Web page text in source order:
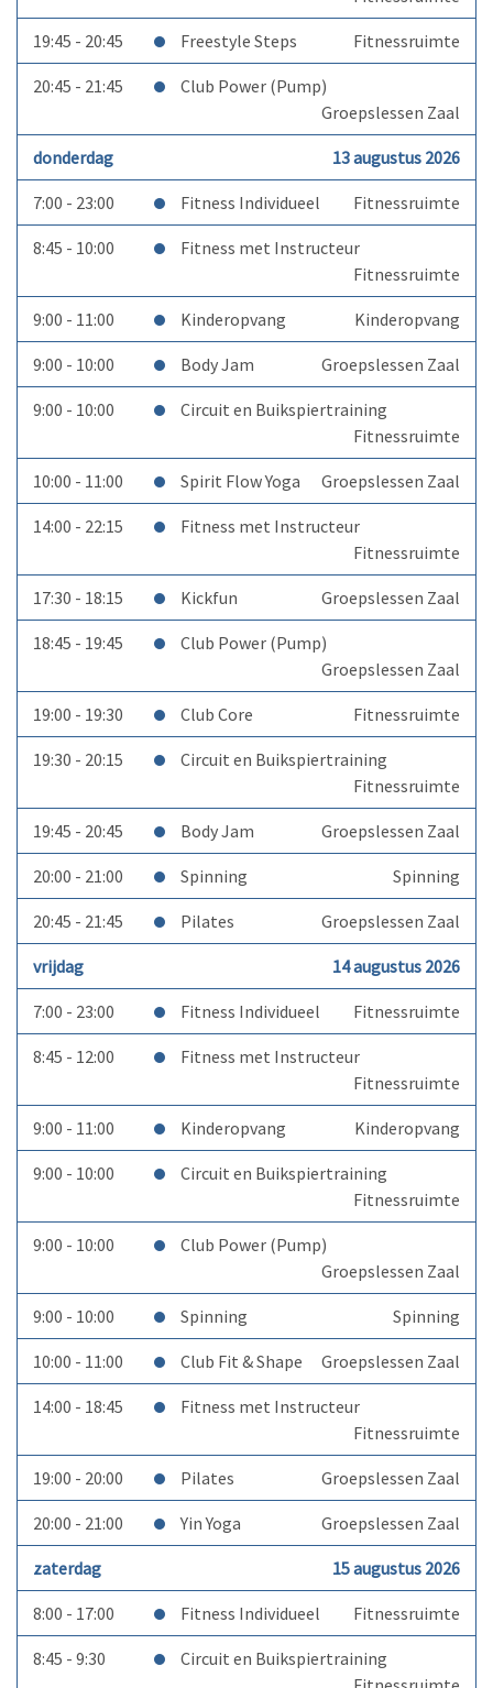
19:45 - 20:45 Freestyle Steps Fitnessruimte
20:45 - 21:45
Club Power (Pump)
Groepslessen Zaal
donderdag 13 augustus 2026
7:00 - 23:00 Fitness Individueel Fitnessruimte
8:45 - 10:00
Fitness met Instructeur
Fitnessruimte
9:00 - 11:00 Kinderopvang Kinderopvang
9:00 - 10:00 Body Jam Groepslessen Zaal
9:00 - 10:00
Circuit en Buikspiertraining
Fitnessruimte
10:00 - 11:00 Spirit Flow Yoga Groepslessen Zaal
14:00 - 22:15
Fitness met Instructeur
Fitnessruimte
17:30 - 18:15 Kickfun Groepslessen Zaal
18:45 - 19:45
Club Power (Pump)
Groepslessen Zaal
19:00 - 19:30 Club Core Fitnessruimte
19:30 - 20:15
Circuit en Buikspiertraining
Fitnessruimte
19:45 - 20:45 Body Jam Groepslessen Zaal
20:00 - 21:00 Spinning Spinning
20:45 - 21:45 Pilates Groepslessen Zaal
vrijdag 14 augustus 2026
7:00 - 23:00 Fitness Individueel Fitnessruimte
8:45 - 12:00
Fitness met Instructeur
Fitnessruimte
9:00 - 11:00 Kinderopvang Kinderopvang
9:00 - 10:00
Circuit en Buikspiertraining
Fitnessruimte
9:00 - 10:00
Club Power (Pump)
Groepslessen Zaal
9:00 - 10:00 Spinning Spinning
10:00 - 11:00 Club Fit & Shape Groepslessen Zaal
14:00 - 18:45
Fitness met Instructeur
Fitnessruimte
19:00 - 20:00 Pilates Groepslessen Zaal
20:00 - 21:00 Yin Yoga Groepslessen Zaal
zaterdag 15 augustus 2026
8:00 - 17:00 Fitness Individueel Fitnessruimte
8:45 - 9:30
Circuit en Buikspiertraining